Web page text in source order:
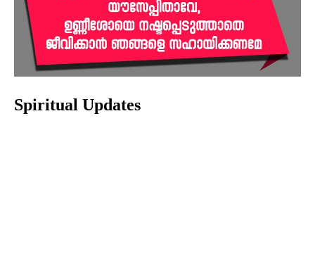
Spiritual Updates